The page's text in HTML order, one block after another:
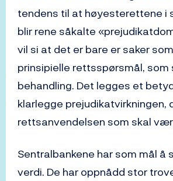
tendens til at høyesterettene i
blir rene såkalte
vil si at det er bare er saker
prinsipielle rettsspørsmål, som
behandling. Det legges et
klarlegge prejudikatvirkningen,
rettsanvendelsen som skal
Sentralbankene har som mål å
verdi. De har oppnådd stor